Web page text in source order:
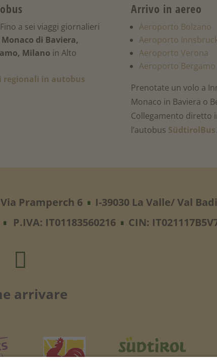
Fino a sei viaggi giornalieri
Monaco di Baviera,
Milano in Alto
regionali in autobus
Arrivo in aereo
Aeroporto Bolzano
Aeroporto
Aeroporto Verona
Aeroporto Bergamo
Prenotate un volo a
Monaco in Baviera o
Collegamento diretto
l’autobus SüdtirolBus.
Via Pramperch 6 ∎ I-39030 La Valle/ Val
∎ P.IVA: IT01183560216 ∎ CIN:

arrivare